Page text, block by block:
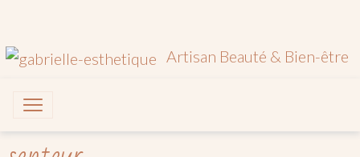
Artisan Beauté & Bien-être